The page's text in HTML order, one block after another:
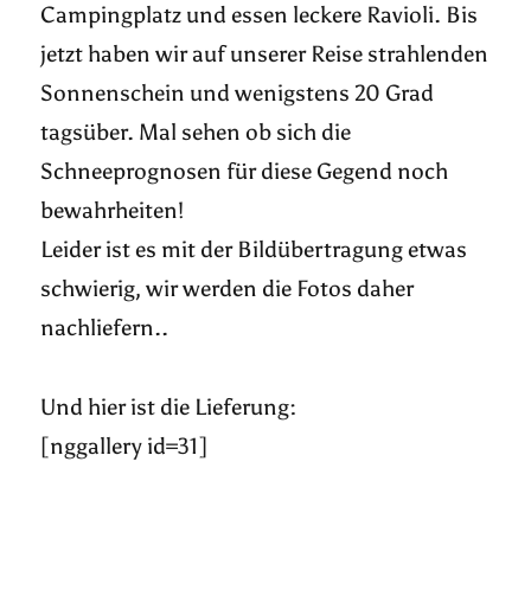
Campingplatz und essen leckere Ravioli. Bis
jetzt haben wir auf unserer Reise strahlenden
Sonnenschein und wenigstens 20 Grad
tagsüber. Mal sehen ob sich die
Schneeprognosen für diese Gegend noch
bewahrheiten!
Leider ist es mit der Bildübertragung etwas
schwierig, wir werden die Fotos daher
nachliefern..
Und hier ist die Lieferung:
[nggallery id=31]